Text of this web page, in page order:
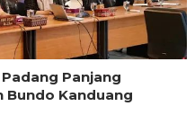
Panjang
Bundo Kanduang